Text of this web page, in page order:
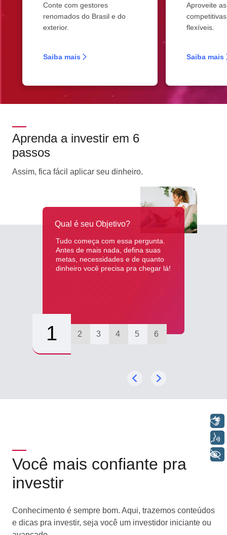
Conte com gestores
renomados do Brasil e do
exterior.
Saiba mais
Aproveite
flexíveis.
Saiba mais
Aprenda a investir em 6
passos
Assim, fica fácil aplicar seu dinheiro.
Qual é seu Objetivo?
Tudo começa com essa pergunta.
Antes de mais nada, defina suas
metas, necessidades e de quanto
dinheiro você precisa pra chegar lá!
1 2 3 4 5 6
Você mais confiante pra
investir
Conhecimento é sempre bom. Aqui, trazemos conteúdos
e dicas pra investir, seja você um investidor iniciante ou